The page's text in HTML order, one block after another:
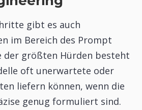
gibt es auch
im Bereich des Prompt
der größten Hürden besteht
oft unerwartete oder
liefern können, wenn die
genug formuliert sind.